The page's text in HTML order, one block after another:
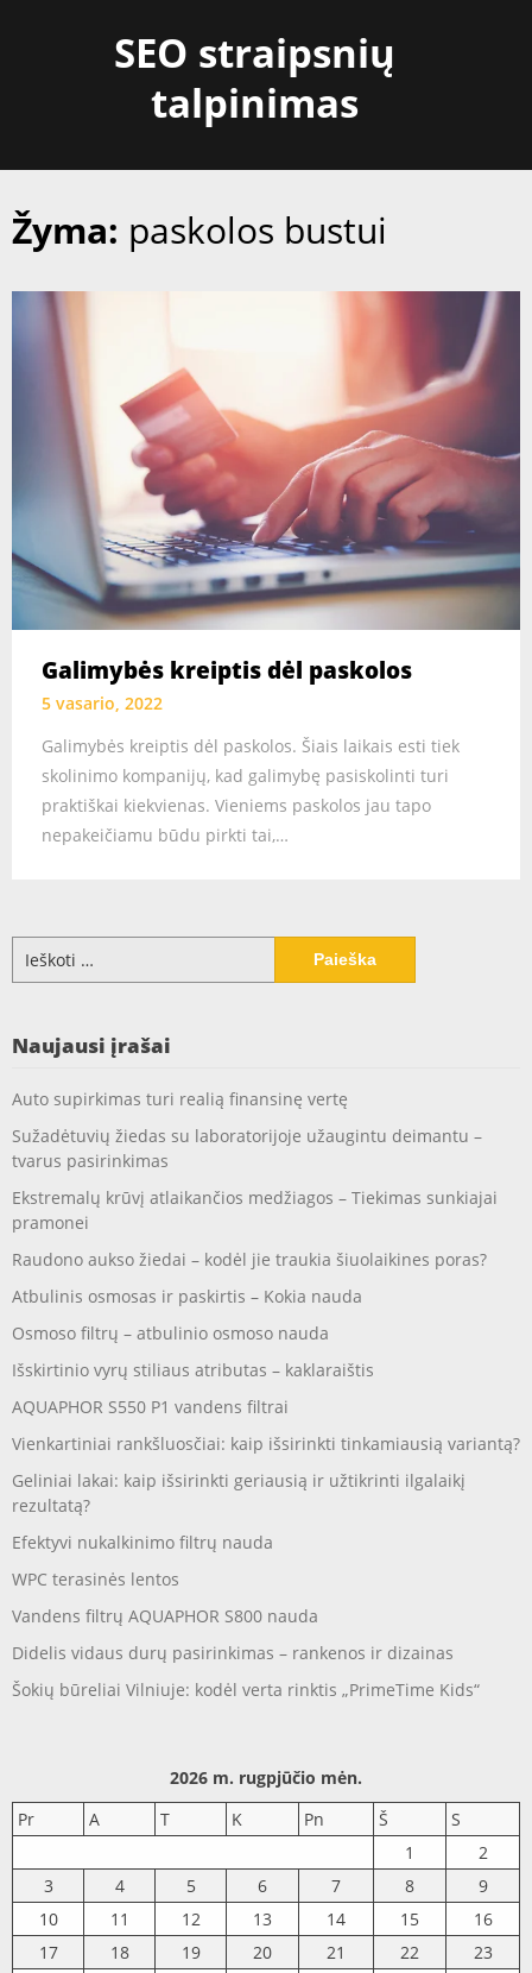
SEO straipsnių
talpinimas
Žyma: paskolos bustui
Galimybės kreiptis dėl paskolos
5 vasario, 2022
Galimybės kreiptis dėl paskolos. Šiais laikais esti tiek
skolinimo kompanijų, kad galimybę pasiskolinti turi
praktiškai kiekvienas. Vieniems paskolos jau tapo
nepakeičiamu būdu pirkti tai,…
Ieškoti:
Naujausi įrašai
Auto supirkimas turi realią finansinę vertę
Sužadėtuvių žiedas su laboratorijoje užaugintu deimantu –
tvarus pasirinkimas
Ekstremalų krūvį atlaikančios medžiagos – Tiekimas sunkiajai
pramonei
Raudono aukso žiedai – kodėl jie traukia šiuolaikines poras?
Atbulinis osmosas ir paskirtis – Kokia nauda
Osmoso filtrų – atbulinio osmoso nauda
Išskirtinio vyrų stiliaus atributas – kaklaraištis
AQUAPHOR S550 P1 vandens filtrai
Vienkartiniai rankšluosčiai: kaip išsirinkti tinkamiausią variantą?
Geliniai lakai: kaip išsirinkti geriausią ir užtikrinti ilgalaikį
rezultatą?
Efektyvi nukalkinimo filtrų nauda
WPC terasinės lentos
Vandens filtrų AQUAPHOR S800 nauda
Didelis vidaus durų pasirinkimas – rankenos ir dizainas
Šokių būreliai Vilniuje: kodėl verta rinktis „PrimeTime Kids“
2026 m. rugpjūčio mėn.
Pr
A T K Pn Š
S
1
2
3
4 5 6 7 8
9
10
11 12 13 14 15
16
17
18 19 20 21 22
23